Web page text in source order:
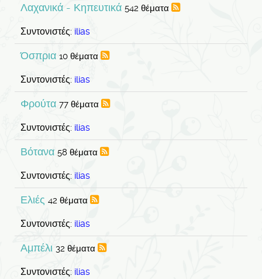
Λαχανικά - Κηπευτικά 542 θέματα
Συντονιστές: ilias
Όσπρια 10 θέματα
Συντονιστές: ilias
Φρούτα 77 θέματα
Συντονιστές: ilias
Βότανα 58 θέματα
Συντονιστές: ilias
Ελιές 42 θέματα
Συντονιστές: ilias
Αμπέλι 32 θέματα
Συντονιστές: ilias